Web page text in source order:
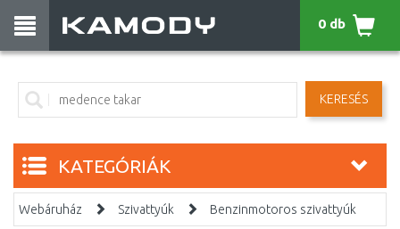
KERESÉS
0 db
KATEGÓRIÁK
Webáruház Szivattyúk Benzinmotoros szivattyúk